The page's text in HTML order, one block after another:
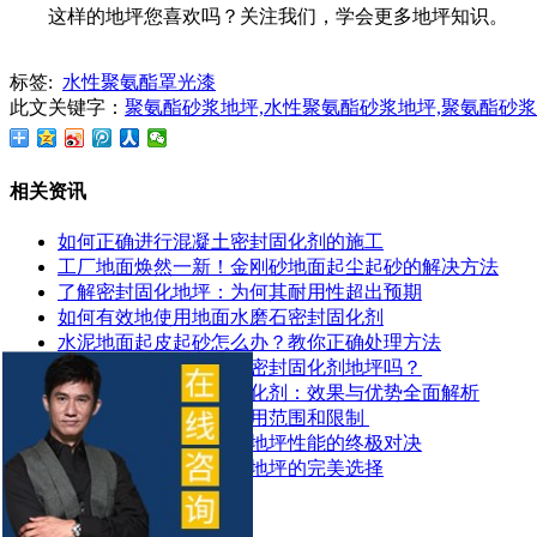
这样的地坪您喜欢吗？关注我们，学会更多地坪知识。
标签: 水性聚氨酯罩光漆
此文关键字： 聚氨酯砂浆地坪,水性聚氨酯砂浆地坪,聚氨酯砂
相关资讯
如何正确进行混凝土密封固化剂的施工
工厂地面焕然一新！金刚砂地面起尘起砂的解决方法
了解密封固化地坪：为何其耐用性超出预期
如何有效地使用地面水磨石密封固化剂
水泥地面起皮起砂怎么办？教你正确处理方法
地面潮湿可以做混凝土密封固化剂地坪吗？
探索锂基混凝土密封固化剂：效果与优势全面解析
​混凝土密封固化剂的应用范围和限制 ​
混凝土染色地坪与环氧地坪性能的终极对决
让停车场更耐用：固化地坪的完美选择
推荐产品